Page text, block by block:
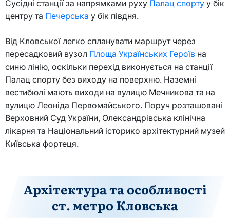
Сусідні станції за напрямками руху Палац спорту у бік
центру та Печерська у бік півдня.
Від Кловської легко спланувати маршрут через
пересадковий вузол Площа Українських Героїв на
синю лінію, оскільки перехід виконується на станції
Палац спорту без виходу на поверхню. Наземні
вестибюлі мають виходи на вулицю Мечникова та на
вулицю Леоніда Первомайського. Поруч розташовані
Верховний Суд України, Олександрівська клінічна
лікарня та Національний історико архітектурний музей
Київська фортеця.
Архітектура та особливості
ст. метро Кловська